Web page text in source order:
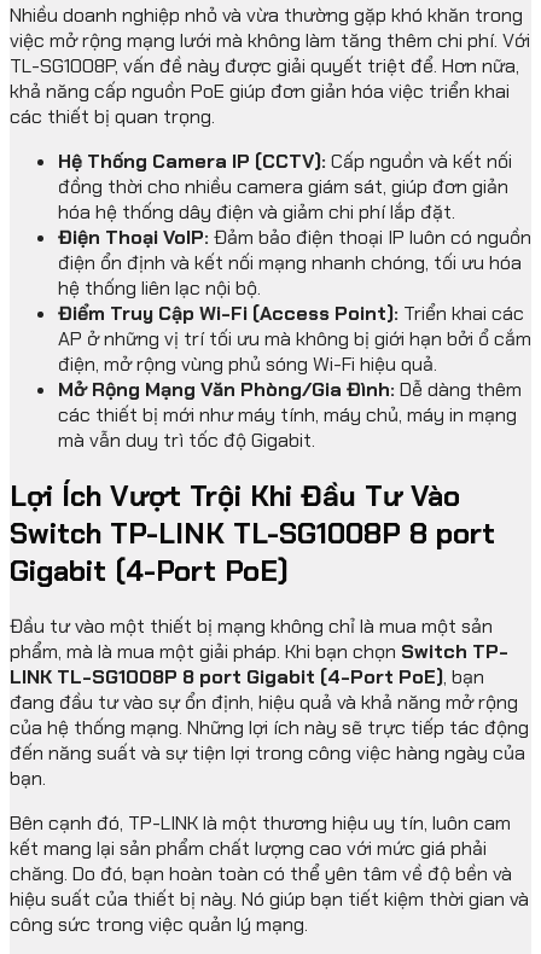
Nhiều doanh nghiệp nhỏ và vừa thường gặp khó khăn trong
việc mở rộng mạng lưới mà không làm tăng thêm chi phí. Với
TL-SG1008P, vấn đề này được giải quyết triệt để. Hơn nữa,
khả năng cấp nguồn PoE giúp đơn giản hóa việc triển khai
các thiết bị quan trọng.
Hệ Thống Camera IP (CCTV): Cấp nguồn và kết nối
đồng thời cho nhiều camera giám sát, giúp đơn giản
hóa hệ thống dây điện và giảm chi phí lắp đặt.
Điện Thoại VoIP: Đảm bảo điện thoại IP luôn có nguồn
điện ổn định và kết nối mạng nhanh chóng, tối ưu hóa
hệ thống liên lạc nội bộ.
Điểm Truy Cập Wi-Fi (Access Point): Triển khai các
AP ở những vị trí tối ưu mà không bị giới hạn bởi ổ cắm
điện, mở rộng vùng phủ sóng Wi-Fi hiệu quả.
Mở Rộng Mạng Văn Phòng/Gia Đình: Dễ dàng thêm
các thiết bị mới như máy tính, máy chủ, máy in mạng
mà vẫn duy trì tốc độ Gigabit.
Lợi Ích Vượt Trội Khi Đầu Tư Vào
Switch TP-LINK TL-SG1008P 8 port
Gigabit (4-Port PoE)
Đầu tư vào một thiết bị mạng không chỉ là mua một sản
phẩm, mà là mua một giải pháp. Khi bạn chọn Switch TP-
LINK TL-SG1008P 8 port Gigabit (4-Port PoE), bạn
đang đầu tư vào sự ổn định, hiệu quả và khả năng mở rộng
của hệ thống mạng. Những lợi ích này sẽ trực tiếp tác động
đến năng suất và sự tiện lợi trong công việc hàng ngày của
bạn.
Bên cạnh đó, TP-LINK là một thương hiệu uy tín, luôn cam
kết mang lại sản phẩm chất lượng cao với mức giá phải
chăng. Do đó, bạn hoàn toàn có thể yên tâm về độ bền và
hiệu suất của thiết bị này. Nó giúp bạn tiết kiệm thời gian và
công sức trong việc quản lý mạng.